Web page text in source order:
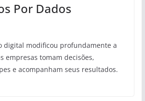
Por Dados
digital modificou profundamente a
empresas tomam decisões,
e acompanham seus resultados.